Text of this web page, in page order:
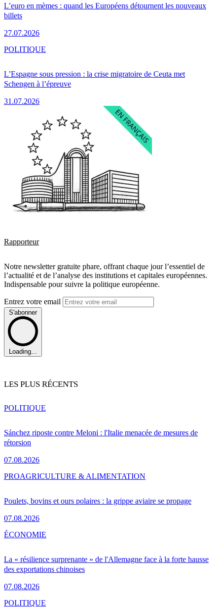
L’euro en mèmes : quand les Européens détournent les nouveaux
billets
27.07.2026
L’Espagne sous pression : la crise migratoire de Ceuta met
Schengen à l’épreuve
31.07.2026
POLITIQUE
Rapporteur
Notre newsletter gratuite phare, offrant chaque jour l’essentiel de
l’actualité et de l’analyse des institutions et capitales européennes.
Indispensable pour suivre la politique européenne.
Entrez votre email
S'abonner
Loading...
LES PLUS RÉCENTS
Sánchez riposte contre Meloni : l'Italie menacée de mesures de
rétorsion
07.08.2026
POLITIQUE
Poulets, bovins et ours polaires : la grippe aviaire se propage
07.08.2026
PROAGRICULTURE & ALIMENTATION
La « résilience surprenante » de l'Allemagne face à la forte hausse
des exportations chinoises
07.08.2026
ÉCONOMIE
POLITIQUE